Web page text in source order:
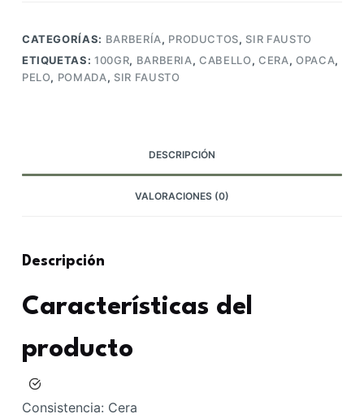
Pelo
Cabello
Opaca
CATEGORÍAS: BARBERÍA, PRODUCTOS, SIR FAUSTO
ETIQUETAS:100GR, BARBERIA,CABELLO, CERA, OPACA,
PELO, POMADA, SIR FAUSTO
DESCRIPCIÓN
VALORACIONES (0)
Descripción
Características del
producto
Consistencia: Cera